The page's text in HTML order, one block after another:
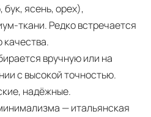
бук, ясень, орех),
ткани. Редко встречается
качества.
вручную или на
с высокой точностью.
надёжные.
— итальянская